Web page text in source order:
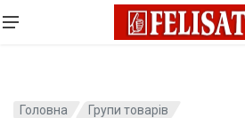
Головна
Групи товарів